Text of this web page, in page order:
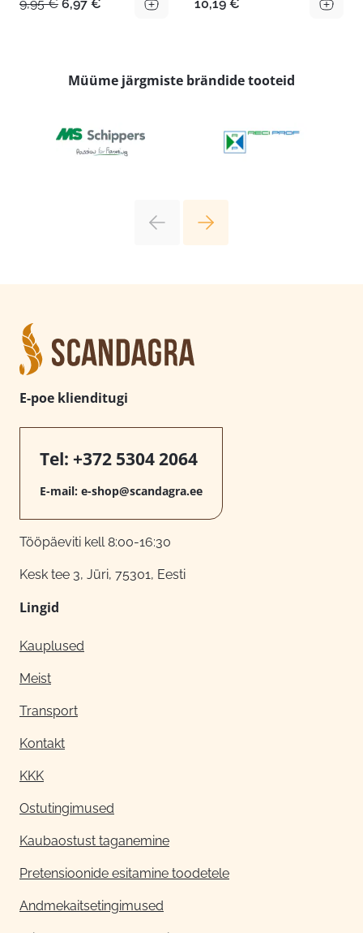
9,95€ Algne
6,97 € Praegune
10,19 €
Müüme järgmiste brändide tooteid
E-poe klienditugi
Tel: +372 5304 2064
E-mail: e-shop@scandagra.ee
Tööpäeviti kell 8:00-16:30
Kesk tee 3, Jüri, 75301, Eesti
Lingid
Kauplused
Meist
Transport
Kontakt
KKK
Ostutingimused
Kaubaostust taganemine
Pretensioonide esitamine toodetele
Andmekaitsetingimused